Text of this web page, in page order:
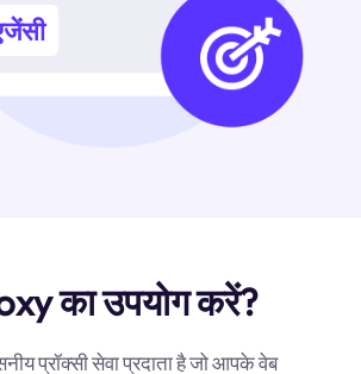
का उपयोग करें?
प्रॉक्सी सेवा प्रदाता है जो आपके वेब